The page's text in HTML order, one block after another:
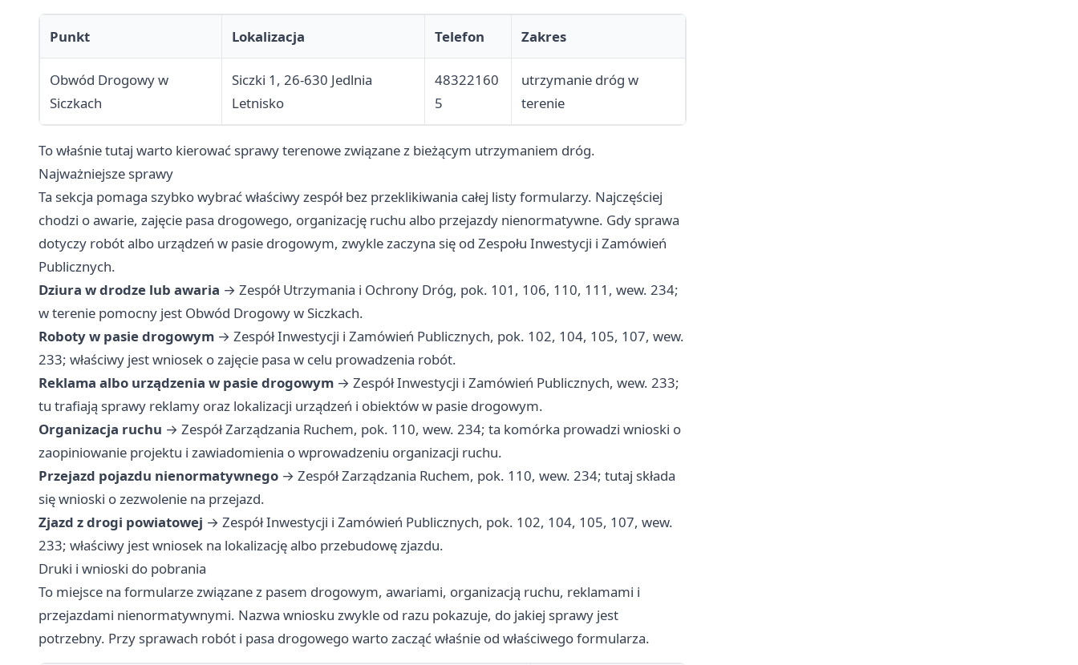
Punkt Lokalizacja Telefon Zakres
Obwód Drogowy w
Siczkach
Siczki 1, 26-630 Jedlnia
Letnisko
48322160
5
utrzymanie dróg w
terenie
To właśnie tutaj warto kierować sprawy terenowe związane z bieżącym utrzymaniem dróg.
Najważniejsze sprawy
Ta sekcja pomaga szybko wybrać właściwy zespół bez przeklikiwania całej listy formularzy. Najczęściej
chodzi o awarie, zajęcie pasa drogowego, organizację ruchu albo przejazdy nienormatywne. Gdy sprawa
dotyczy robót albo urządzeń w pasie drogowym, zwykle zaczyna się od Zespołu Inwestycji i Zamówień
Publicznych.
Dziura w drodze lub awaria → Zespół Utrzymania i Ochrony Dróg, pok. 101, 106, 110, 111, wew. 234;
w terenie pomocny jest Obwód Drogowy w Siczkach.
Roboty w pasie drogowym → Zespół Inwestycji i Zamówień Publicznych, pok. 102, 104, 105, 107, wew.
233; właściwy jest wniosek o zajęcie pasa w celu prowadzenia robót.
Reklama albo urządzenia w pasie drogowym → Zespół Inwestycji i Zamówień Publicznych, wew. 233;
tu trafiają sprawy reklamy oraz lokalizacji urządzeń i obiektów w pasie drogowym.
Organizacja ruchu → Zespół Zarządzania Ruchem, pok. 110, wew. 234; ta komórka prowadzi wnioski o
zaopiniowanie projektu i zawiadomienia o wprowadzeniu organizacji ruchu.
Przejazd pojazdu nienormatywnego → Zespół Zarządzania Ruchem, pok. 110, wew. 234; tutaj składa
się wnioski o zezwolenie na przejazd.
Zjazd z drogi powiatowej → Zespół Inwestycji i Zamówień Publicznych, pok. 102, 104, 105, 107, wew.
233; właściwy jest wniosek na lokalizację albo przebudowę zjazdu.
Druki i wnioski do pobrania
To miejsce na formularze związane z pasem drogowym, awariami, organizacją ruchu, reklamami i
przejazdami nienormatywnymi. Nazwa wniosku zwykle od razu pokazuje, do jakiej sprawy jest
potrzebny. Przy sprawach robót i pasa drogowego warto zacząć właśnie od właściwego formularza.